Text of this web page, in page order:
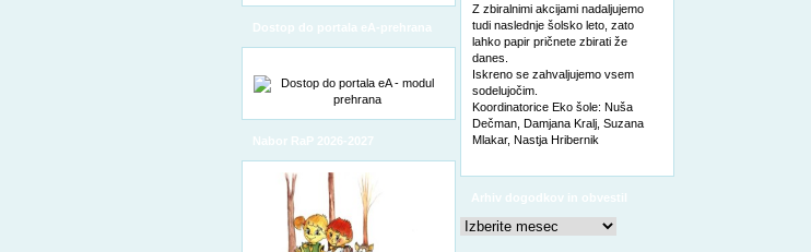
Dostop do portala eA-prehrana
Nabor RaP 2026-2027
Z zbiralnimi akcijami nadaljujemo
tudi naslednje šolsko leto, zato
lahko papir pričnete zbirati že
danes.
Iskreno se zahvaljujemo vsem
sodelujočim.
Koordinatorice Eko šole: Nuša
Dečman, Damjana Kralj, Suzana
Mlakar, Nastja Hribernik
Arhiv dogodkov in obvestil
Arhiv
dogodkov